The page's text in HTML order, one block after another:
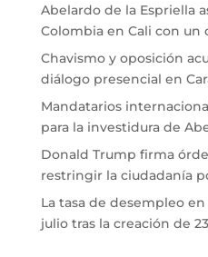
Abelardo de la Espriella
Colombia en Cali con un
Chavismo y oposición
diálogo presencial en
Mandatarios
para la investidura de
Donald Trump firma
restringir la ciudadanía
La tasa de desempleo en
julio tras la creación de